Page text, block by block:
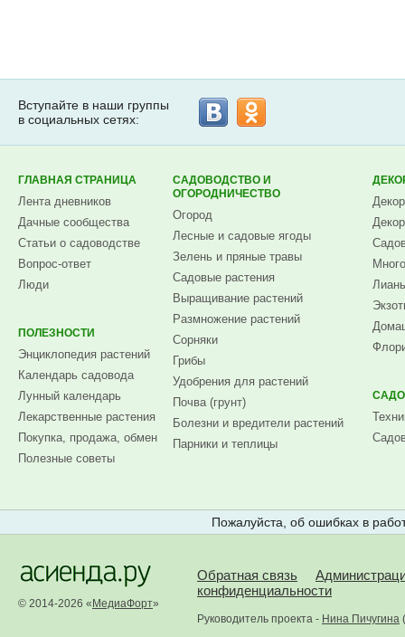
Вступайте в наши группы
в социальных сетях:
ГЛАВНАЯ СТРАНИЦА
Лента дневников
Дачные сообщества
Статьи о садоводстве
Вопрос-ответ
Люди
ПОЛЕЗНОСТИ
Энциклопедия растений
Календарь садовода
Лунный календарь
Лекарственные растения
Покупка, продажа, обмен
Полезные советы
САДОВОДСТВО И
ОГОРОДНИЧЕСТВО
Огород
Лесные и садовые ягоды
Зелень и пряные травы
Садовые растения
Выращивание растений
Размножение растений
Сорняки
Грибы
Удобрения для растений
Почва (грунт)
Болезни и вредители растений
Парники и теплицы
Пожалуйста, об ошибках в
© 2014-2026 « МедиаФорт»
Обратная связь
конфиденциальности
Руководитель проекта - Нина Пичугина (